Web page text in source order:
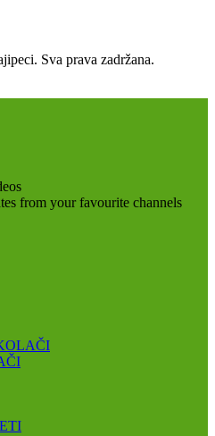
Sva prava zadržana.
from your favourite channels